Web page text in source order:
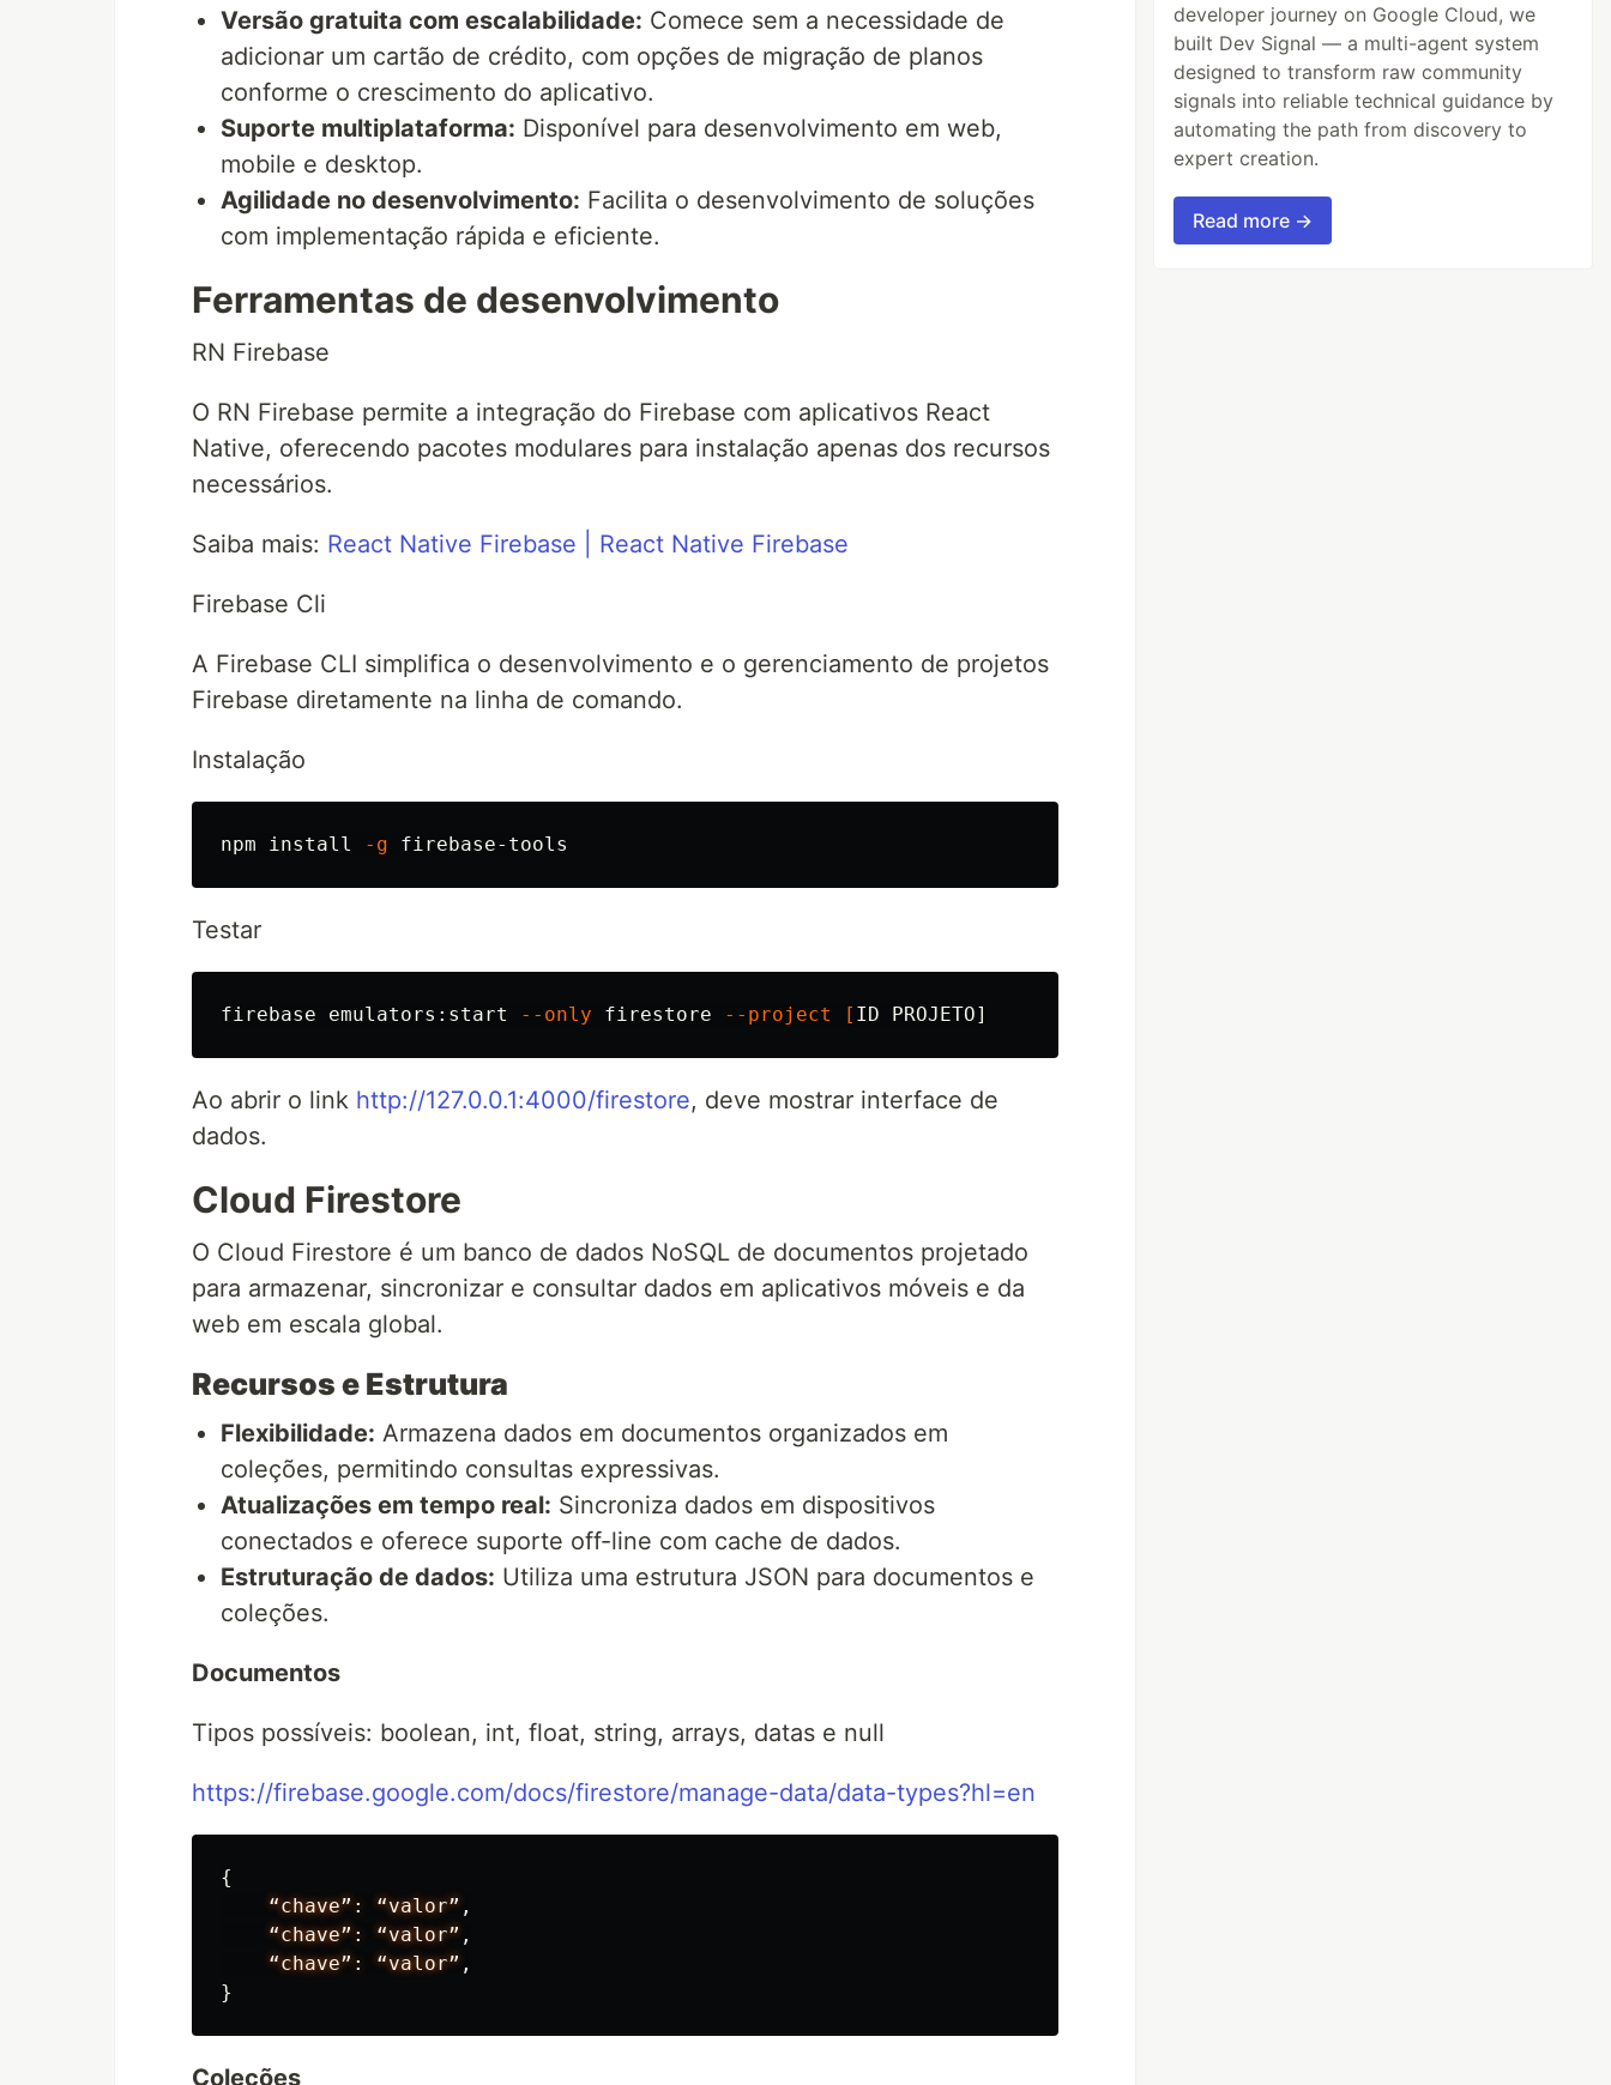
Versão gratuita com escalabilidade: Comece sem a necessidade de
adicionar um cartão de crédito, com opções de migração de planos
conforme o crescimento do aplicativo.
Suporte multiplataforma: Disponível para desenvolvimento em web,
mobile e desktop.
Agilidade no desenvolvimento: Facilita o desenvolvimento de soluções
com implementação rápida e eficiente.
Ferramentas de desenvolvimento
RN Firebase
O RN Firebase permite a integração do Firebase com aplicativos React
Native, oferecendo pacotes modulares para instalação apenas dos recursos
necessários.
Saiba mais: React Native Firebase | React Native Firebase
Firebase Cli
A Firebase CLI simplifica o desenvolvimento e o gerenciamento de projetos
Firebase diretamente na linha de comando.
Instalação
npm install -g
Testar
firebase emulators:start --only firestore --project [
Ao abrir o link http://127.0.0.1:4000/firestore, deve mostrar interface de
dados.
Cloud Firestore
O Cloud Firestore é um banco de dados NoSQL de documentos projetado
para armazenar, sincronizar e consultar dados em aplicativos móveis e da
web em escala global.
Recursos e Estrutura
Flexibilidade: Armazena dados em documentos organizados em
coleções, permitindo consultas expressivas.
Atualizações em tempo real: Sincroniza dados em dispositivos
conectados e oferece suporte off-line com cache de dados.
Estruturação de dados: Utiliza uma estrutura JSON para documentos e
coleções.
Documentos
Tipos possíveis: boolean, int, float, string, arrays, datas e null
https://firebase.google.com/docs/firestore/manage-data/data-types?hl=en
{
“chave”:
“valor” ,
“chave”:
“valor” ,
“chave”:
“valor” ,
}
Coleções
developer journey on Google Cloud, we
built Dev Signal — a multi-agent system
designed to transform raw community
signals into reliable technical guidance by
automating the path from discovery to
expert creation.
Read more →